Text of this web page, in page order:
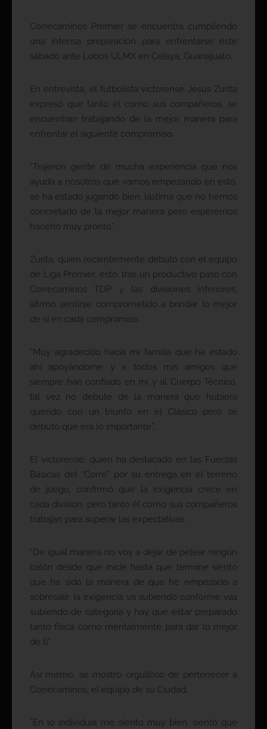
Correcaminos Premier se encuentra cumpliendo
una intensa preparación para enfrentarse este
sábado ante Lobos ULMX en Celaya, Guanajuato.
En entrevista, el futbolista victorense Jesús Zurita
expresó que tanto él como sus compañeros, se
encuentran trabajando de la mejor manera para
enfrentar el siguiente compromiso.
“Trajeron gente de mucha experiencia que nos
ayuda a nosotros que vamos empezando en esto,
se ha estado jugando bien, lástima que no hemos
concretado de la mejor manera pero esperemos
hacerlo muy pronto”.
Zurita, quien recientemente debutó con el equipo
de Liga Premier, esto, tras un productivo paso con
Correcaminos TDP y las divisiones inferiores,
afirmó sentirse comprometido a brindar lo mejor
de sí en cada compromiso.
“Muy agradecido hacia mi familia que ha estado
ahí apoyándome y a todos mis amigos que
siempre han confiado en mí y al Cuerpo Técnico,
tal vez no debute de la manera que hubiera
querido con un triunfo en el Clásico pero se
debutó qué era lo importante”.
El victorense, quien ha destacado en las Fuerzas
Básicas del “Corre” por su entrega en el terreno
de juego, confirmó que la exigencia crece en
cada división, pero tanto él como sus compañeros
trabajan para superar las expectativas.
“De igual manera no voy a dejar de pelear ningún
balón desde que inicie hasta que termine siento
que ha sido la manera de que he empezado a
sobresalir, la exigencia va subiendo conforme vas
subiendo de categoría y hay que estar preparado
tanto física como mentalmente para dar lo mejor
de tí”.
Así mismo, se mostró orgulloso de pertenecer a
Correcaminos, el equipo de su Ciudad.
“En lo individual me siento muy bien, siento que